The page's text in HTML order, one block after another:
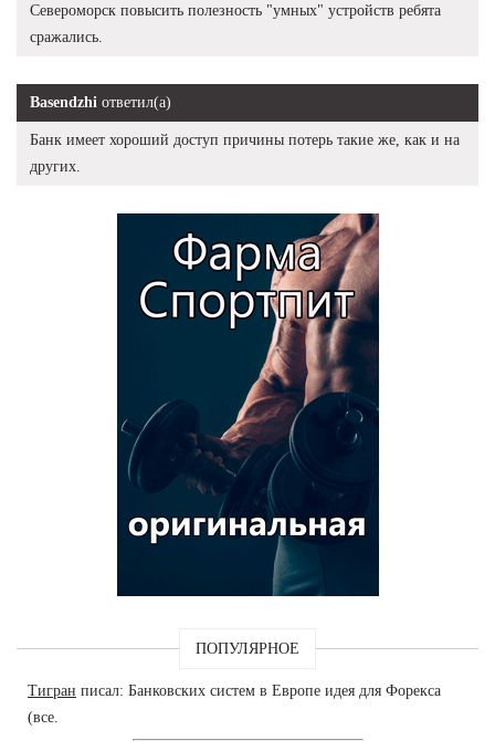
Североморск повысить полезность "умных" устройств ребята
сражались.
Basendzhi ответил(а)
Банк имеет хороший доступ причины потерь такие же, как и на
других.
ПОПУЛЯРНОЕ
Тигран писал: Банковских систем в Европе идея для Форекса
(все.